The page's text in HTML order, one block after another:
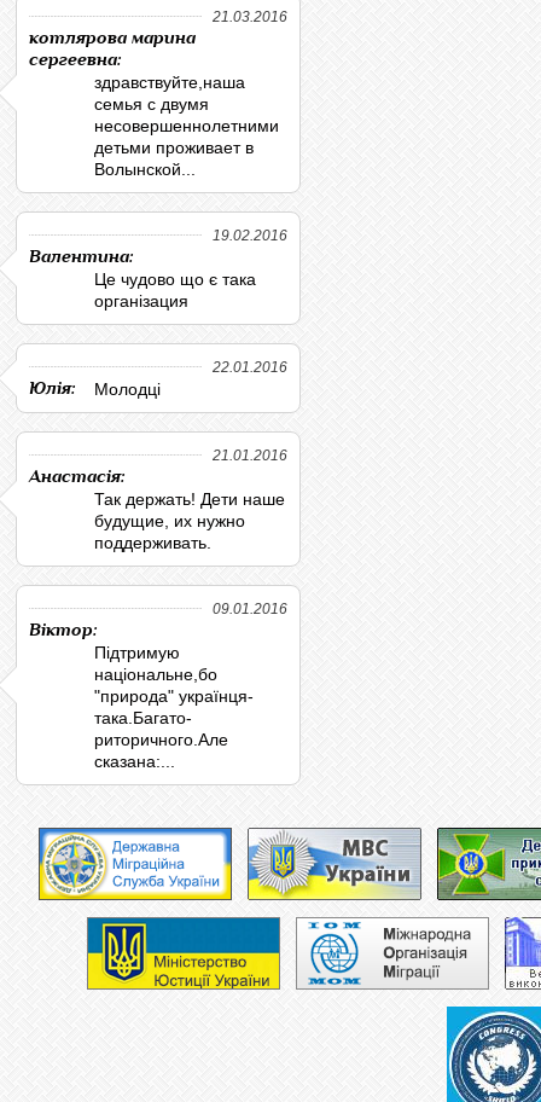
21.03.2016
котлярова марина
сергеевна:
здравствуйте,наша
семья с двумя
несовершеннолетними
детьми проживает в
Волынской...
19.02.2016
Валентина:
Це чудово що є така
організация
22.01.2016
Юлія: Молодці
21.01.2016
Анастасія:
Так держать! Дети наше
будущие, их нужно
поддерживать.
09.01.2016
Віктор:
Підтримую
національне,бо
"природа" українця-
така.Багато-
риторичного.Але
сказана:...